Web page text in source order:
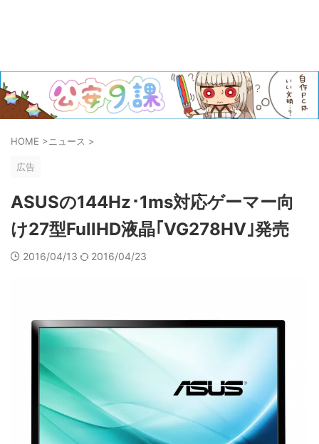
HOME >ニュース >
広告
ASUSの144Hz･1ms対応ゲーマー向
け27型FullHD液晶｢VG278HV｣発売
2016/04/13 2016/04/23